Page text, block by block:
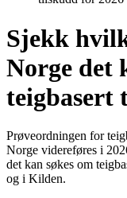
Sjekk
Norge det
teigbasert
Prøveordningen for
Norge videreføres i
det kan søkes om
og i Kilden.